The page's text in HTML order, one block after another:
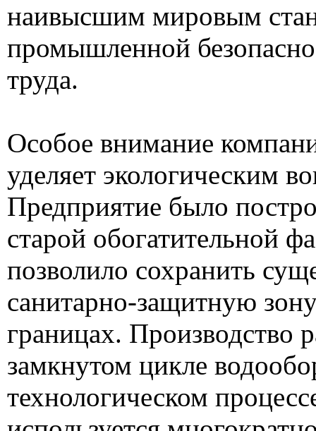
наивысшим мировым
промышленной
труда.
Особое внимание
уделяет экологическим
Предприятие было
старой обогатительной
позволило сохранить
санитарно-защитную
границах. Производство
замкнутом цикле
технологическом